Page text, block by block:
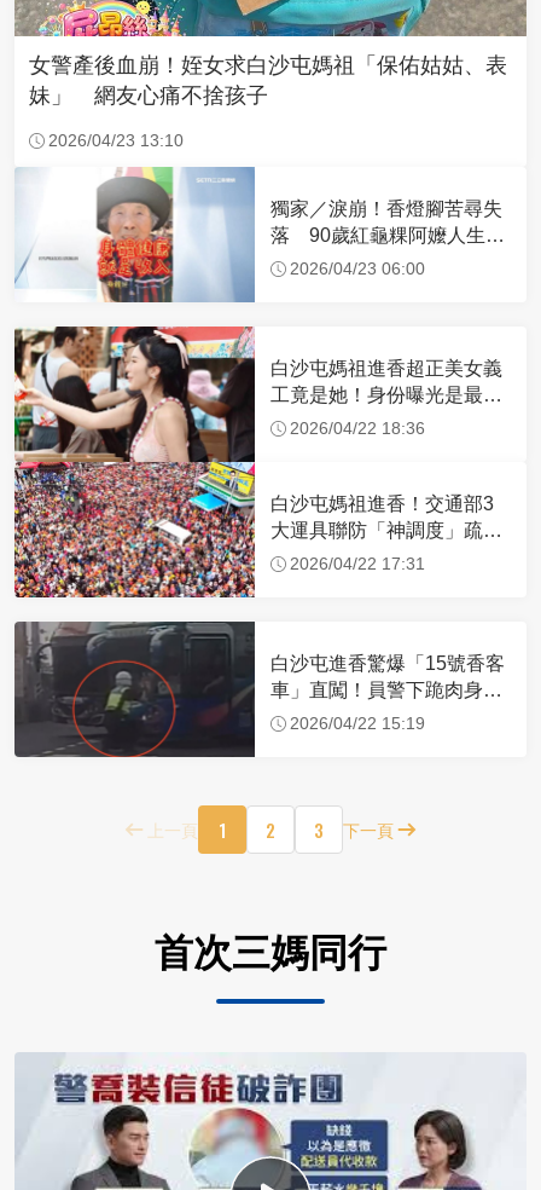
女警產後血崩！姪女求白沙屯媽祖「保佑姑姑、表
妹」 網友心痛不捨孩子
2026/04/23 13:10
獨家／淚崩！香燈腳苦尋失
落 90歲紅龜粿阿嬤人生謝
幕2026/04/23 06:00
白沙屯媽祖進香超正美女義
工竟是她！身份曝光是最美
禮生 一輩子不結婚
2026/04/22 18:36
白沙屯媽祖進香！交通部3
大運具聯防「神調度」疏運
32.1萬創新高
2026/04/22 17:31
白沙屯進香驚爆「15號香客
車」直闖！員警下跪肉身擋
車：讓行人先過
2026/04/22 15:19
上一頁 1 2 3 下一頁
首次三媽同行